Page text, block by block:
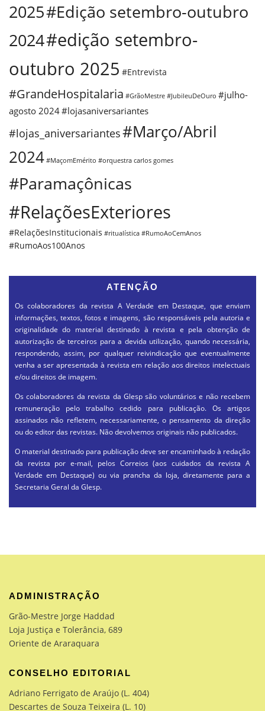
2025#Edição setembro-outubro
2024#edição setembro-
outubro 2025 #Entrevista
#GrandeHospitalaria #GrãoMestre #JubileuDeOuro #julho-
agosto 2024#lojasaniversariantes
#lojas_aniversariantes#Março/Abril
2024 #MaçomEmérito #orquestra carlos gomes
#Paramaçônicas
#RelaçõesExteriores
#RelaçõesInstitucionais #ritualística #RumoAoCemAnos
#RumoAos100Anos
ATENÇÃO
Os colaboradores da revista A Verdade em Destaque, que enviam
informações, textos, fotos e imagens, são responsáveis pela autoria e
originalidade do material destinado à revista e pela obtenção de
autorização de terceiros para a devida utilização, quando necessária,
respondendo, assim, por qualquer reivindicação que eventualmente
venha a ser apresentada à revista em relação aos direitos intelectuais
e/ou direitos de imagem.
Os colaboradores da revista da Glesp são voluntários e não recebem
remuneração pelo trabalho cedido para publicação. Os artigos
assinados não refletem, necessariamente, o pensamento da direção
ou do editor das revistas. Não devolvemos originais não publicados.
O material destinado para publicação deve ser encaminhado à redação
da revista por e-mail, pelos Correios (aos cuidados da revista A
Verdade em Destaque) ou via prancha da loja, diretamente para a
Secretaria Geral da Glesp.
ADMINISTRAÇÃO
Grão-Mestre Jorge Haddad
Loja Justiça e Tolerância, 689
Oriente de Araraquara
CONSELHO EDITORIAL
Adriano Ferrigato de Araújo (L. 404)
Descartes de Souza Teixeira (L. 10)